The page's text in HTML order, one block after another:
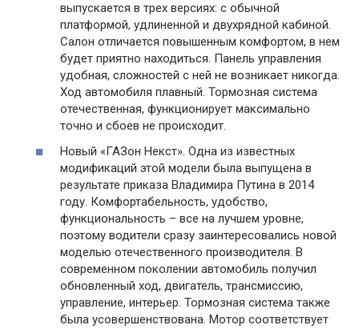
выпускается в трех версиях: с обычной
платформой, удлиненной и двухрядной кабиной.
Салон отличается повышенным комфортом, в нем
будет приятно находиться. Панель управления
удобная, сложностей с ней не возникает никогда.
Ход автомобиля плавный. Тормозная система
отечественная, функционирует максимально
точно и сбоев не происходит.
Новый «ГАЗон Некст». Одна из известных
модификаций этой модели была выпущена в
результате приказа Владимира Путина в 2014
году. Комфортабельность, удобство,
функциональность – все на лучшем уровне,
поэтому водители сразу заинтересовались новой
моделью отечественного производителя. В
современном поколении автомобиль получил
обновленный ход, двигатель, трансмиссию,
управление, интерьер. Тормозная система также
была усовершенствована. Мотор соответствует